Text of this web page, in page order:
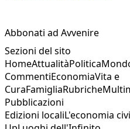
Abbonati ad Avvenire
Sezioni del sito
HomeAttualitàPolitica
CommentiEconomiaVita e
CuraFamigliaRubriche
Pubblicazioni
Edizioni localiL'economia